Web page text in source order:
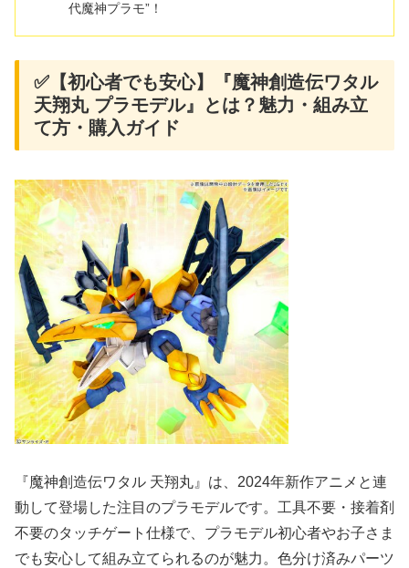
代魔神プラモ”！
✅【初心者でも安心】『魔神創造伝ワタル
天翔丸 プラモデル』とは？魅力・組み立
て方・購入ガイド
『魔神創造伝ワタル 天翔丸』は、2024年新作アニメと連
動して登場した注目のプラモデルです。工具不要・接着剤
不要のタッチゲート仕様で、プラモデル初心者やお子さま
でも安心して組み立てられるのが魅力。色分け済みパーツ